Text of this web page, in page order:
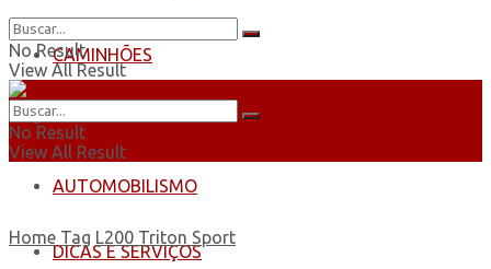
CAMINHÕES
ÔNIBUS
AUTOMOBILISMO
DICAS E SERVIÇOS
No Result
View All Result
No Result
View All Result
Home Tag L200 Triton Sport